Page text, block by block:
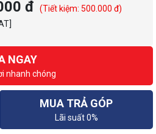
đ
(Tiết kiệm: 500.000 đ)
NGAY
nhanh chóng
MUA TRẢ GÓP
Lãi suất 0%